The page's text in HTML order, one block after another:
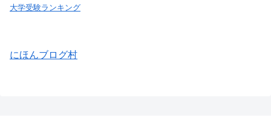
大学受験ランキング
にほんブログ村